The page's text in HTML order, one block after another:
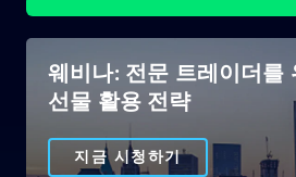
웨비나: 전문 트레이더를
선물 활용 전략
지금 시청하기